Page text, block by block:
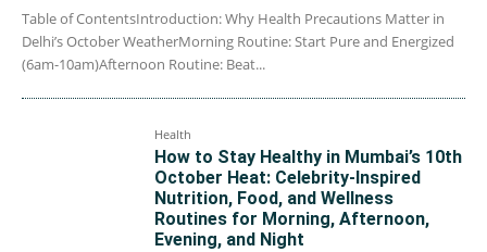
Table of ContentsIntroduction: Why Health Precautions Matter in
Delhi’s October WeatherMorning Routine: Start Pure and Energized
(6am-10am)Afternoon Routine: Beat...
Health
How to Stay Healthy in Mumbai’s 10th
October Heat: Celebrity-Inspired
Nutrition, Food, and Wellness
Routines for Morning, Afternoon,
Evening, and Night